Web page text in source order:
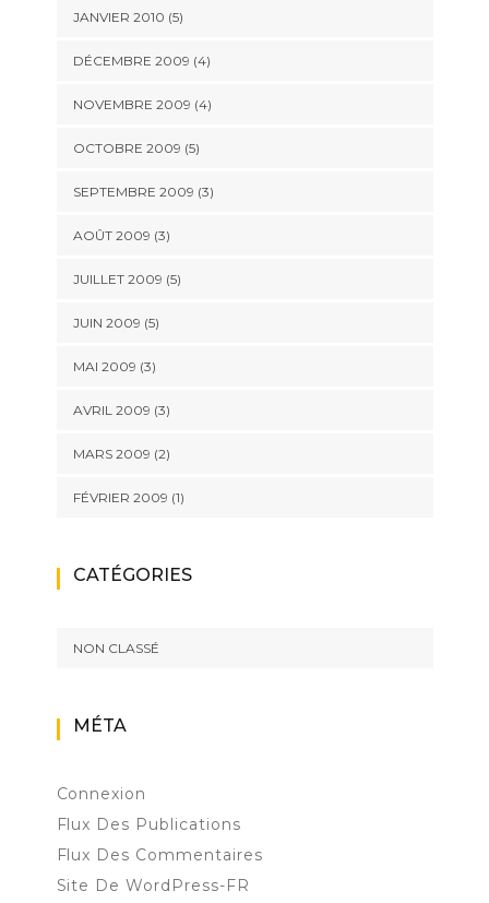
JANVIER 2010 (5)
DÉCEMBRE 2009 (4)
NOVEMBRE 2009 (4)
OCTOBRE 2009 (5)
SEPTEMBRE 2009 (3)
AOÛT 2009 (3)
JUILLET 2009 (5)
JUIN 2009 (5)
MAI 2009 (3)
AVRIL 2009 (3)
MARS 2009 (2)
FÉVRIER 2009 (1)
CATÉGORIES
NON CLASSÉ
MÉTA
Connexion
Flux Des Publications
Flux Des Commentaires
Site De WordPress-FR